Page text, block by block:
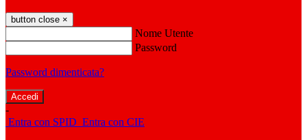
button close ×
Nome Utente
Password
Password dimenticata?
-
Entra con SPID Entra con CIE